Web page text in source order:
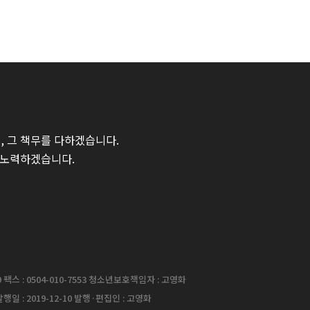
그 책무를 다하겠습니다.
력하겠습니다.
스 : 0504-010-7553 청소년보호책임자 : 고영화
일 : 2019-12-10 발행·편집인 : 고영화